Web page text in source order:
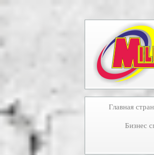
Главная
Бизнес